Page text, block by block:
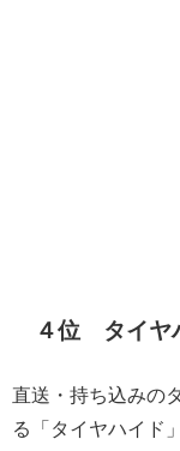
４位 タイヤ
直送・持ち込みの
る「タイヤハイド